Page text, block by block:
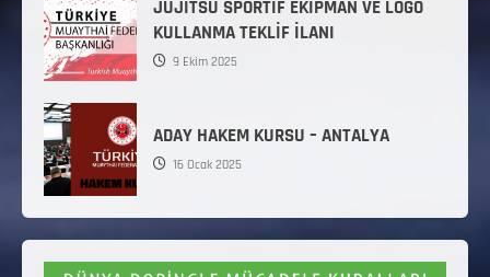
JUJİTSU SPORTİF EKİPMAN VE LOGO
KULLANMA TEKLİF İLANI
9 Ekim 2025
ADAY HAKEM KURSU – ANTALYA
16 Ocak 2025